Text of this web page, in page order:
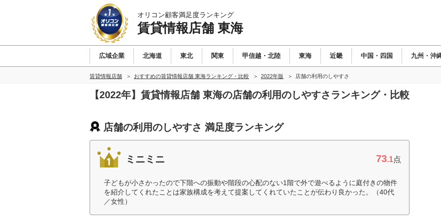
オリコン顧客満足度ランキング
賃貸情報店舗 東海
広域企業 北海道 東北 関東 甲信越・北陸 東海 近畿 中国・四国 九州・沖
賃貸情報店舗 おすすめの賃貸情報店舗 東海ランキング・比較 2022年版 店舗の利用のしやすさ
【2022年】賃貸情報店舗 東海の店舗の利用のしやすさランキング・比較
店舗の利用のしやすさ 満足度ランキング
ミニミニ 73.1点
子どもが小さかったので下階への振動や階段の心配のない1階で外で遊べるように庭付きの物件
を紹介してくれたことは家族構成を考えて提案してくれていたことが伝わり良かった。（40代
／女性）